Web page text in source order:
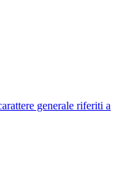
generale riferiti a